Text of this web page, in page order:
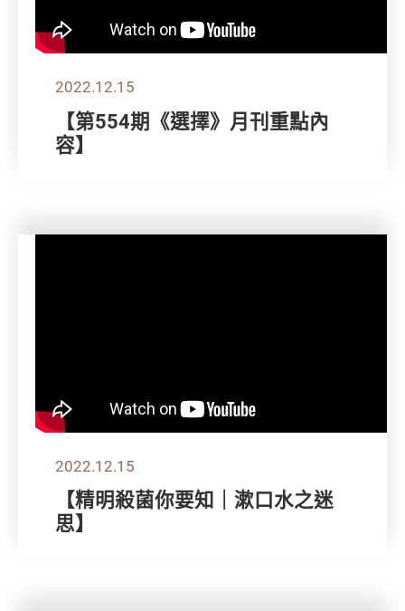
2022.12.15
【第554期《選擇》月刊重點內
容】
2022.12.15
【精明殺菌你要知｜漱口水之迷
思】